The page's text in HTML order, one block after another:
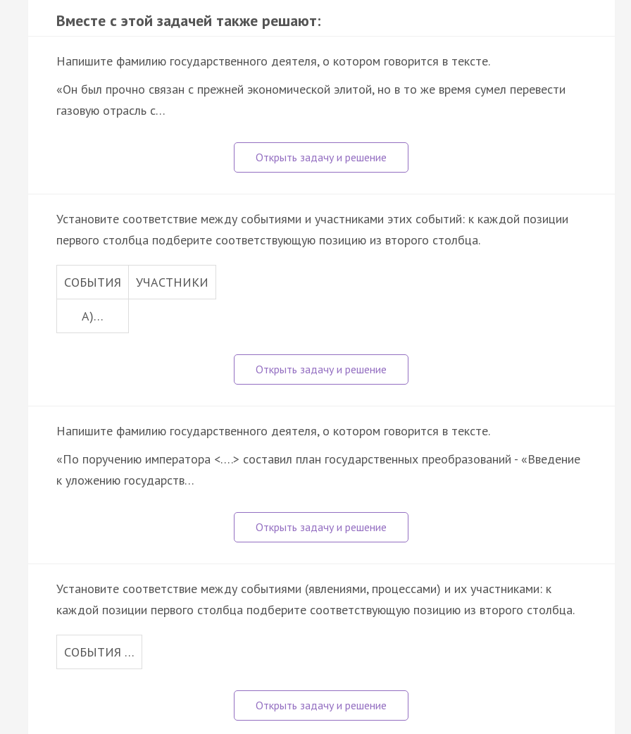
Вместе с этой задачей также решают:
Напишите фамилию государственного деятеля, о котором говорится в тексте.
«Он был прочно связан с прежней экономической элитой, но в то же время сумел перевести
газовую отрасль с…
Установите соответствие между событиями и участниками этих событий: к каждой позиции
первого столбца подберите соответствующую позицию из второго столбца.
СОБЫТИЯ УЧАСТНИКИ
A)…
Напишите фамилию государственного деятеля, о котором говорится в тексте.
«По поручению императора <….> составил план государственных преобразований - «Введение
к уложению государств…
Установите соответствие между событиями (явлениями, процессами) и их участниками: к
каждой позиции первого столбца подберите соответствующую позицию из второго столбца.
СОБЫТИЯ …